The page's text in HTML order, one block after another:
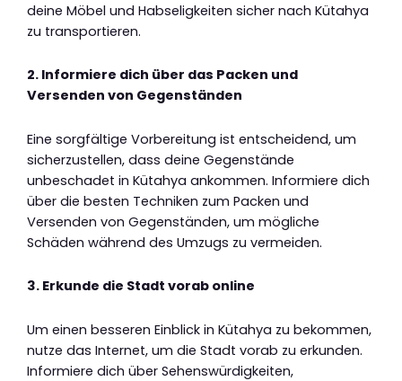
deine Möbel und Habseligkeiten sicher nach Kütahya
zu transportieren.
2. Informiere dich über das Packen und
Versenden von Gegenständen
Eine sorgfältige Vorbereitung ist entscheidend, um
sicherzustellen, dass deine Gegenstände
unbeschadet in Kütahya ankommen. Informiere dich
über die besten Techniken zum Packen und
Versenden von Gegenständen, um mögliche
Schäden während des Umzugs zu vermeiden.
3. Erkunde die Stadt vorab online
Um einen besseren Einblick in Kütahya zu bekommen,
nutze das Internet, um die Stadt vorab zu erkunden.
Informiere dich über Sehenswürdigkeiten,